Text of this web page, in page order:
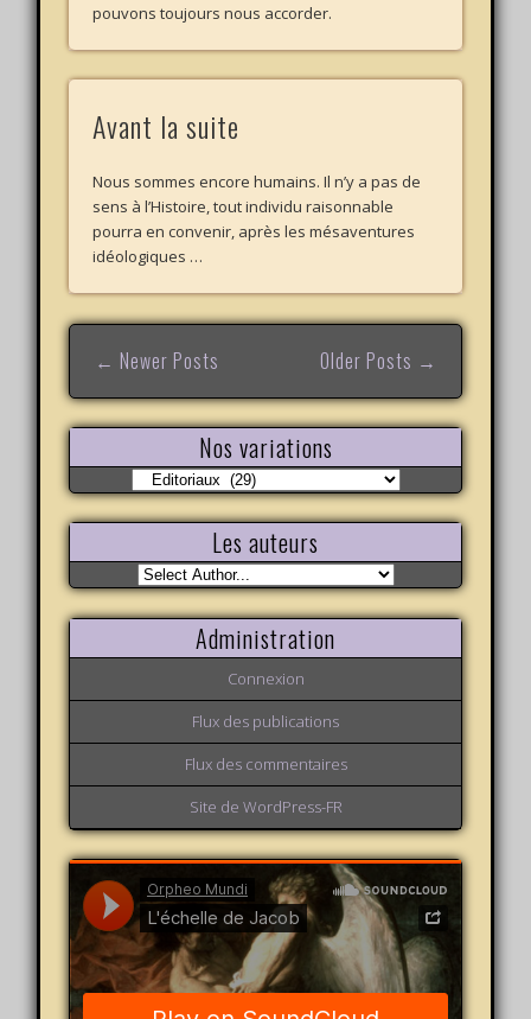
pouvons toujours nous accorder.
Avant la suite
Nous sommes encore humains. Il n’y a pas de
sens à l’Histoire, tout individu raisonnable
pourra en convenir, après les mésaventures
idéologiques …
← Newer Posts Older Posts →
Nos variations
Nos
variations
Les auteurs
Administration
Connexion
Flux des publications
Flux des commentaires
Site de WordPress-FR